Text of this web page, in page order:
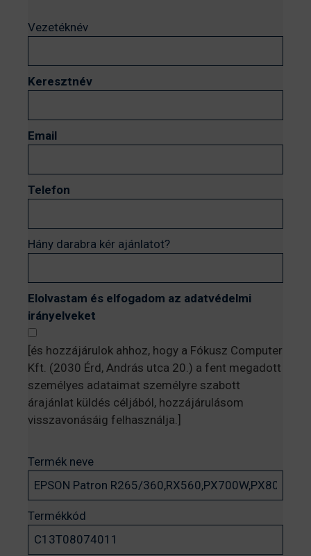
Vezetéknév
Keresztnév
Email
Telefon
Hány darabra kér ajánlatot?
Elolvastam és elfogadom az adatvédelmi
irányelveket
[és hozzájárulok ahhoz, hogy a Fókusz Computer
Kft. (2030 Érd, András utca 20.) a fent megadott
személyes adataimat személyre szabott
árajánlat küldés céljából, hozzájárulásom
visszavonásáig felhasználja.]
Termék neve
Termékkód